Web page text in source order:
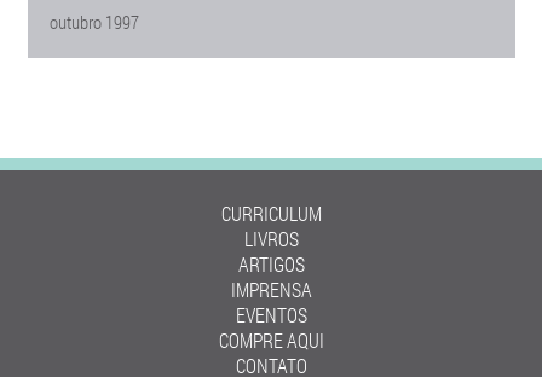
outubro 1997
CURRICULUM
LIVROS
ARTIGOS
IMPRENSA
EVENTOS
COMPRE AQUI
CONTATO